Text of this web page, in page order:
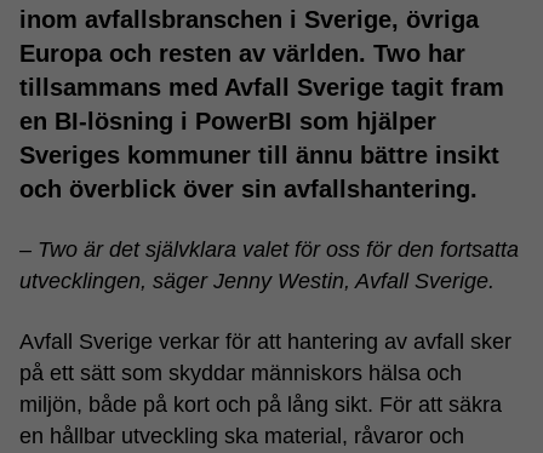
inom avfallsbranschen i Sverige, övriga
Europa och resten av världen. Two har
tillsammans med Avfall Sverige tagit fram
en BI-lösning i PowerBI som hjälper
Sveriges kommuner till ännu bättre insikt
och överblick över sin avfallshantering.
– Two är det självklara valet för oss för den fortsatta
utvecklingen, säger Jenny Westin, Avfall Sverige.
Avfall Sverige verkar för att hantering av avfall sker
på ett sätt som skyddar människors hälsa och
miljön, både på kort och på lång sikt. För att säkra
en hållbar utveckling ska material, råvaror och